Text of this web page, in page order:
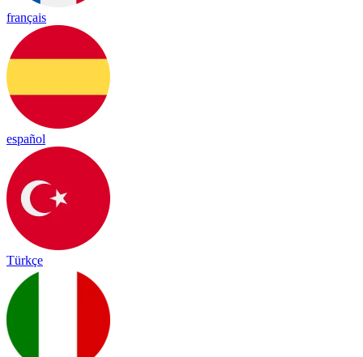
français
español
Türkçe